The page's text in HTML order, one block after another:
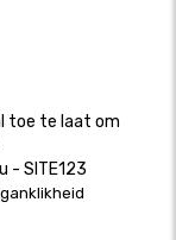
toe te laat om
- SITE123